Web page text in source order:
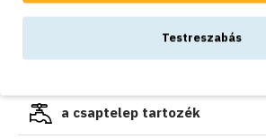
Az alumínium váz erős és könnyű, könnyedén
helyre ugyanakkor ellenáll az időjárás
rozsdásodásnak. Ezáltal a kút hosszú éveken át
Ez a modern színes kerti kút nem csak a
praktikumot kínálja, hanem egyben stílusos
a csaptelep tartozék
Testreszabás